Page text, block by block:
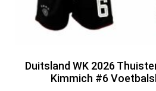
Duitsland WK 2026
Kimmich #6